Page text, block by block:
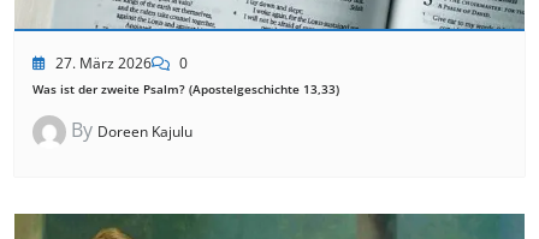
27. März 2026 0
Was ist der zweite Psalm? (Apostelgeschichte 13,33)
By Doreen Kajulu